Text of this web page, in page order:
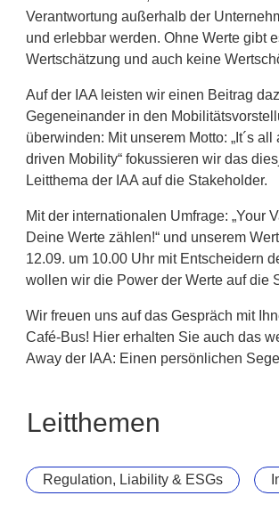
Verantwortung außerhalb der
und erlebbar werden. Ohne Werte gibt
Wertschätzung und auch keine
Auf der IAA leisten wir einen Beitrag
Gegeneinander in den
überwinden: Mit unserem Motto: „It´s all
driven Mobility“ fokussieren wir das
Leitthema der IAA auf die Stakeholder.
Mit der internationalen Umfrage: „Your
Deine Werte zählen!“ und unserem
12.09. um 10.00 Uhr mit Entscheidern
wollen wir die Power der Werte auf die
Wir freuen uns auf das Gespräch mit
Café-Bus! Hier erhalten Sie auch das
Away der IAA: Einen persönlichen
Leitthemen
Regulation, Liability & ESGs